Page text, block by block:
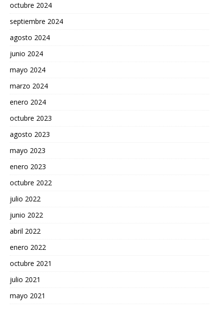
octubre 2024
septiembre 2024
agosto 2024
junio 2024
mayo 2024
marzo 2024
enero 2024
octubre 2023
agosto 2023
mayo 2023
enero 2023
octubre 2022
julio 2022
junio 2022
abril 2022
enero 2022
octubre 2021
julio 2021
mayo 2021